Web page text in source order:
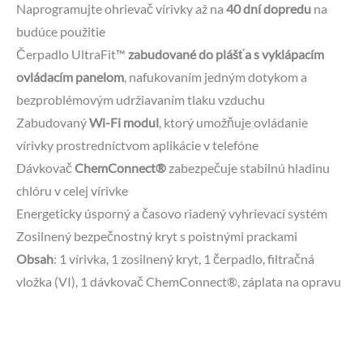
Naprogramujte ohrievač vírivky až na 40 dní dopredu na
budúce použitie
Čerpadlo UltraFit™ zabudované do plášťa s vyklápacím
ovládacím panelom, nafukovaním jedným dotykom a
bezproblémovým udržiavaním tlaku vzduchu
ZabudovanýWi-Fi modul, ktorý umožňuje ovládanie
vírivky prostredníctvom aplikácie v telefóne
DávkovačChemConnect®zabezpečuje stabilnú hladinu
chlóru v celej vírivke
Energeticky úsporný a časovo riadený vyhrievací systém
Zosilnený bezpečnostný kryt s poistnými prackami
Obsah: 1 vírivka, 1 zosilnený kryt, 1 čerpadlo, filtračná
vložka (VI), 1 dávkovač ChemConnect®, záplata na opravu